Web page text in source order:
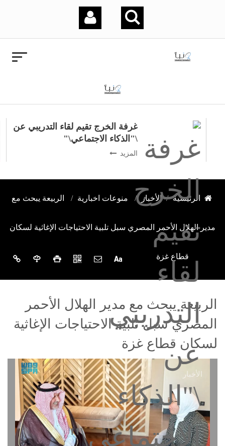
غرفة الخرج تقيم لقاء التدريبي عن
\"الذكاء الاجتماعي\"
المزيد
الرئيسية الأخبار منوعات اخبارية الربيعة يبحث مع
مدير الهلال الأحمر المصري سبل تلبية الاحتياجات الإغاثية لسكان
قطاع غزة
الربيعة يبحث مع مدير الهلال الأحمر
المصري سبل تلبية الاحتياجات الإغاثية
لسكان قطاع غزة
الأخبار